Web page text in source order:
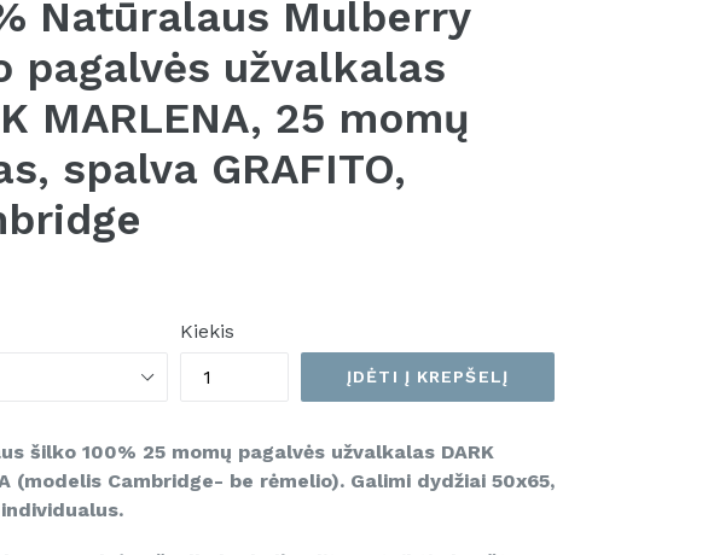
Natūralaus Mulberry
pagalvės užvalkalas
MARLENA, 25 momų
spalva GRAFITO,
Kiekis
ĮDĖTI Į KREPŠELĮ
šilko 100% 25 momų pagalvės užvalkalas DARK
(modelis Cambridge- be rėmelio). Galimi dydžiai 50x65,